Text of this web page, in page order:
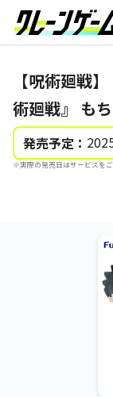
【呪術廻戦
術廻戦』 も
発売予定：
※実際の発売日はサービスをご